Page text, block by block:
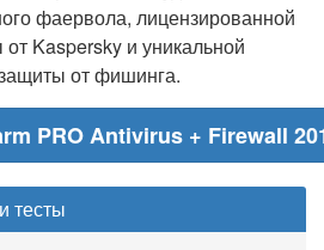
фаервола, лицензированной
Kaspersky и уникальной
от фишинга.
PRO Antivirus + Firewall
тесты